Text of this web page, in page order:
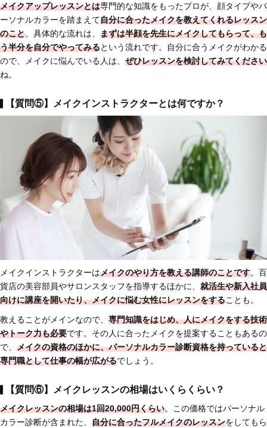
メイクアップレッスンとは専門的な知識をもったプロが、顔タイプやパ
ーソナルカラーを踏まえて自分に合ったメイクを教えてくれるレッスン
のこと。具体的な流れは、 まずは半顔を先生にメイクしてもらって、も
う半分を自分でやってみるという流れです。自分に合うメイクがわかる
ので、メイクに悩んでいる人は、 ぜひレッスンを検討してみてください
ね。
【質問⑤】メイクインストラクターとは何ですか？
メイクインストラクターはメイクのやり方を教える講師のことです。百
貨店の美容部員やサロンスタッフを指導するほかに、 就活生や新入社員
向けに講座を開いたり、メイクに悩む女性にレッスンをすることも。
教えることがメインなので、 専門知識をはじめ、人にメイクをする技術
やトーク力も必要です。その人に合ったメイクを提案することもあるの
で、 メイクの資格のほかに、パーソナルカラー診断資格を持っていると
専門職として仕事の幅が広がるでしょう。
【質問⑥】メイクレッスンの相場はいくらくらい？
メイクレッスンの相場は1回20,000円くらい。この価格ではパーソナル
カラー診断が含まれた、 自分に合ったフルメイクのレッスンをしてもら